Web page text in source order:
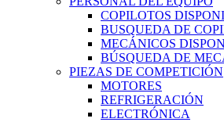
COPILOTOS
BUSQUEDA DE
MECÁNICOS
BÚSQUEDA DE
PIEZAS DE COMPETICIÓN
MOTORES
REFRIGERACIÓN
ELECTRÓNICA